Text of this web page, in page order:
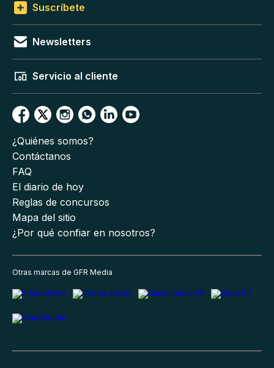
Suscríbete
Newsletters
Servicio al cliente
¿Quiénes somos?
Contáctanos
FAQ
El diario de hoy
Reglas de concursos
Mapa del sitio
¿Por qué confiar en nosotros?
Otras marcas de GFR Media